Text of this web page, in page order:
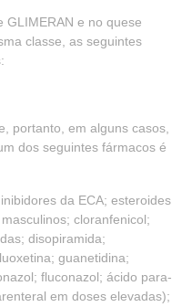
GLIMERAN e no quese
classe, as seguintes
portanto, em alguns casos,
dos seguintes fármacos é
da ECA; esteroides
cloranfenicol;
disopiramida;
guanetidina;
fluconazol; ácido para-
em doses elevadas);